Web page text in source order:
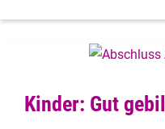
Kinder: Gut